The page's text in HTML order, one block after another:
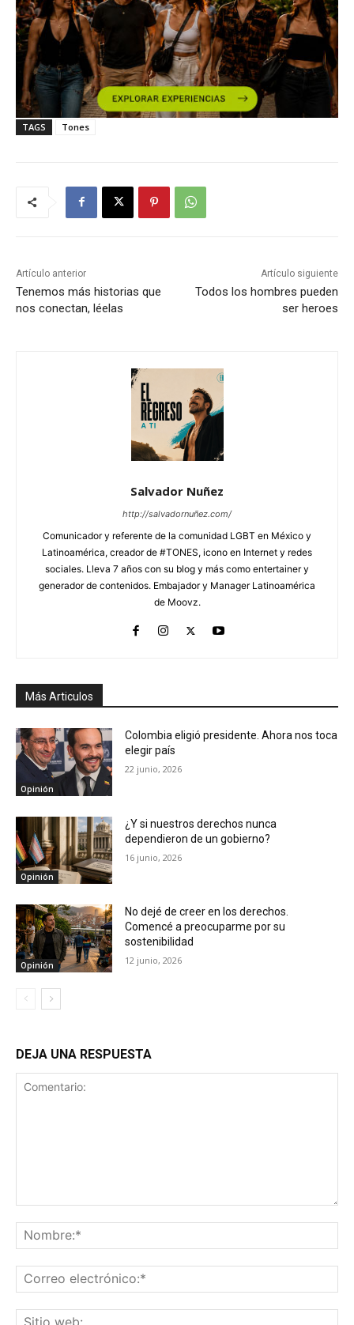
TAGS Tones
Artículo anterior
Tenemos más historias que
nos conectan, léelas
Artículo siguiente
Todos los hombres pueden
ser heroes
Salvador Nuñez
http://salvadornuñez.com/
Comunicador y referente de la comunidad LGBT en México y
Latinoamérica, creador de #TONES, icono en Internet y redes
sociales. Lleva 7 años con su blog y más como entertainer y
generador de contenidos. Embajador y Manager Latinoamérica
de Moovz.
Más Articulos
Opinión
Colombia eligió presidente. Ahora nos toca
elegir país
22 junio, 2026
Opinión
¿Y si nuestros derechos nunca
dependieron de un gobierno?
16 junio, 2026
Opinión
No dejé de creer en los derechos.
Comencé a preocuparme por su
sostenibilidad
12 junio, 2026
DEJA UNA RESPUESTA